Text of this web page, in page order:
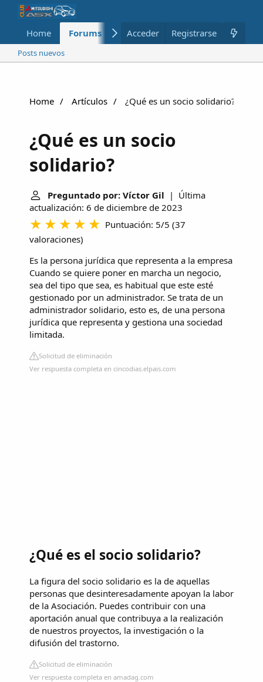
Home Forums Nuevo Miembros
Acceder Registrarse
Posts nuevos
Home Artículos ¿Qué es un socio solidario?
¿Qué es un socio
solidario?
Preguntado por: Víctor Gil | Última
actualización: 6 de diciembre de 2023
Puntuación: 5/5 (37
valoraciones)
Es la persona jurídica que representa a la empresa
Cuando se quiere poner en marcha un negocio,
sea del tipo que sea, es habitual que este esté
gestionado por un administrador. Se trata de un
administrador solidario, esto es, de una persona
jurídica que representa y gestiona una sociedad
limitada.
Solicitud de eliminación
Ver respuesta completa en cincodias.elpais.com
¿Qué es el socio solidario?
La figura del socio solidario es la de aquellas
personas que desinteresadamente apoyan la labor
de la Asociación. Puedes contribuir con una
aportación anual que contribuya a la realización
de nuestros proyectos, la investigación o la
difusión del trastorno.
Solicitud de eliminación
Ver respuesta completa en amadag.com